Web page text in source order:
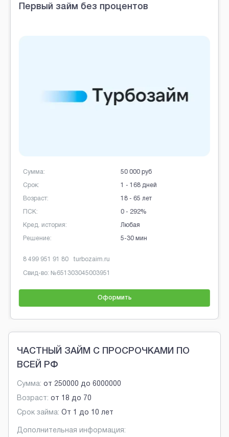
Первый займ бесплатно
Возраст:
Кред. история:
Решение:
100 000 руб
7 - 365 дней
18 - 70 лет
0 - 292%
От 1 минуты
8 800 333 10 60 dozarplati.com
Свид-во: №65-14-031-40-005467
Оформить
Brobaza - Обычные объявления
ЧАСТНЫЙ ЗАЙМ С ПРОСРОЧКАМИ ПО
ВСЕЙ РФ
Сумма: от 250000 до 6000000
Возраст: от 18 до 70
Срок займа: От 1 до 10 лет
Дополнительная информация: